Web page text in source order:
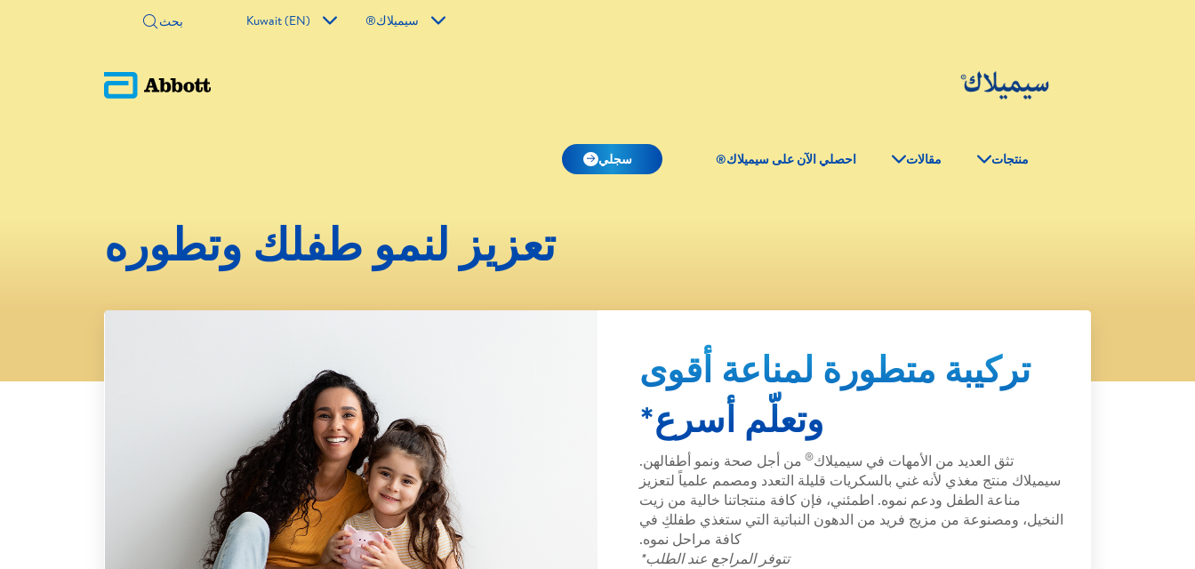
سيميلاك® Kuwait (EN)
منتجات مقالات احصلي الآن على سيميلاك® سجلي
تعزيز لنمو طفلك وتطوره
تركيبة متطورة لمناعة أقوى
وتعلّم أسرع*
تثق العديد من الأمهات في سيميلاك® من أجل صحة ونمو أطفالهن.
سيميلاك منتج مغذي لأنه غني بالسكريات قليلة التعدد ومصمم علمياً لتعزيز
مناعة الطفل ودعم نموه. اطمئني، فإن كافة منتجاتنا خالية من زيت
النخيل، ومصنوعة من مزيج فريد من الدهون النباتية التي ستغذي طفلكِ في
كافة مراحل نموه.
تتوفر المراجع عند الطلب*